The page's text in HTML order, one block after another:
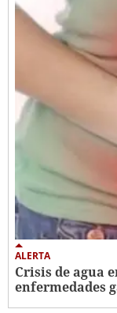
ALERTA
Crisis de agua
enfermedades